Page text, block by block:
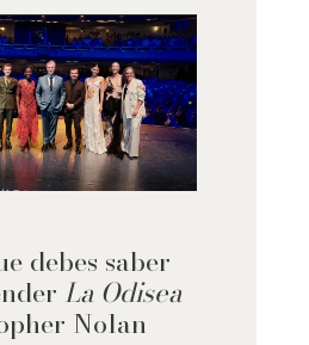
debes saber
La Odisea
Nolan